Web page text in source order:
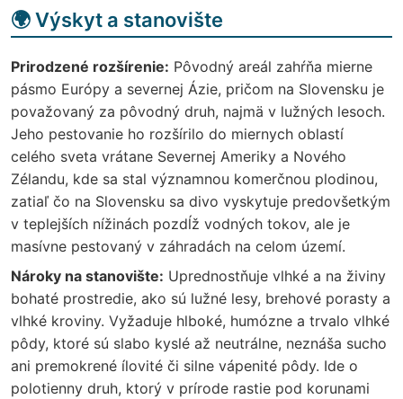
🌍 Výskyt a stanovište
Prirodzené rozšírenie: Pôvodný areál zahŕňa mierne
pásmo Európy a severnej Ázie, pričom na Slovensku je
považovaný za pôvodný druh, najmä v lužných lesoch.
Jeho pestovanie ho rozšírilo do miernych oblastí
celého sveta vrátane Severnej Ameriky a Nového
Zélandu, kde sa stal významnou komerčnou plodinou,
zatiaľ čo na Slovensku sa divo vyskytuje predovšetkým
v teplejších nížinách pozdĺž vodných tokov, ale je
masívne pestovaný v záhradách na celom území.
Nároky na stanovište: Uprednostňuje vlhké a na živiny
bohaté prostredie, ako sú lužné lesy, brehové porasty a
vlhké kroviny. Vyžaduje hlboké, humózne a trvalo vlhké
pôdy, ktoré sú slabo kyslé až neutrálne, neznáša sucho
ani premokrené ílovité či silne vápenité pôdy. Ide o
polotienny druh, ktorý v prírode rastie pod korunami